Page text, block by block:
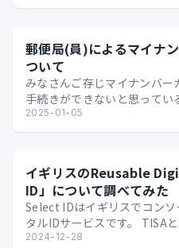
郵便局(員)によるマイナ
ついて
みなさんご存じマイナンバー
手続きができないと思って
うか。 先日、たまたま 以下
2025-01-05
イギリスのReusable
ID」について調べてみた
Select IDはイギリスでコン
タルIDサービスです。 TISA
TISAは同名の団体が世界に複
2024-12-28